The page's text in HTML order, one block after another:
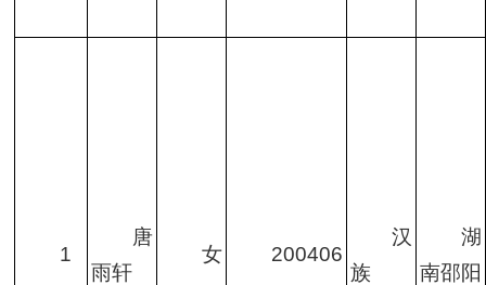
1
唐
雨轩
女 200406
汉
族
湖
南邵阳